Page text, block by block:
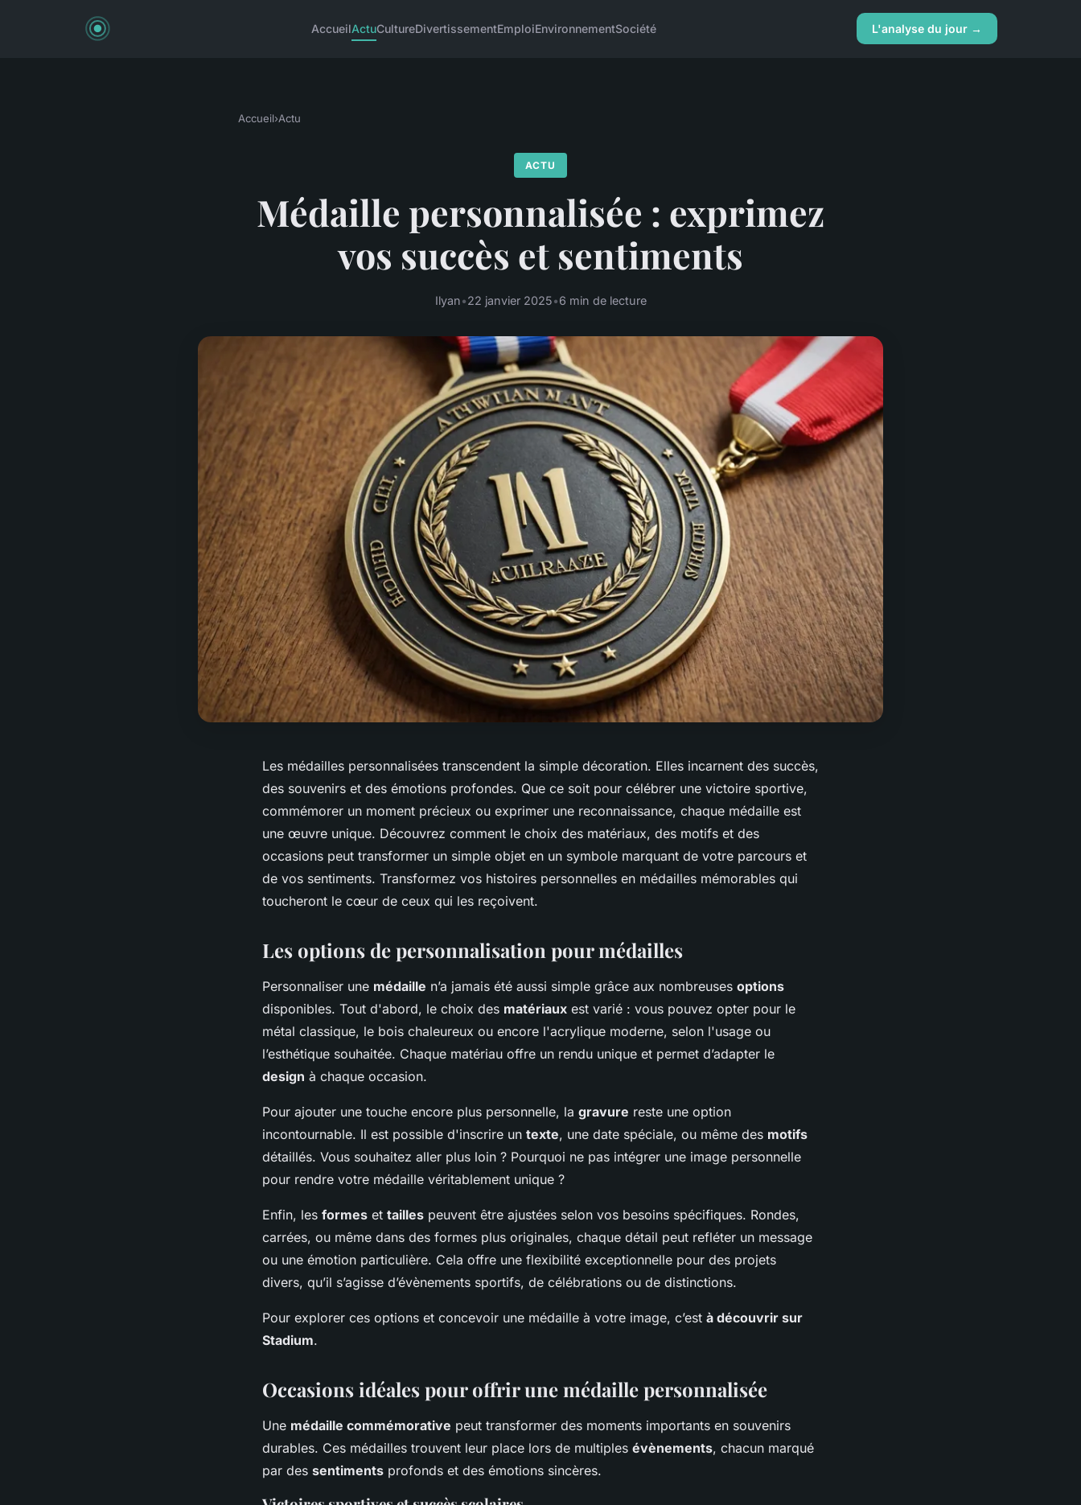
AccueilActuCultureDivertissementEmploiEnvironnementSociété L'analyse du jour →
Accueil›Actu
ACTU
Médaille personnalisée : exprimez
vos succès et sentiments
Ilyan•22 janvier 2025•6 min de lecture
Les médailles personnalisées transcendent la simple décoration. Elles incarnent des succès,
des souvenirs et des émotions profondes. Que ce soit pour célébrer une victoire sportive,
commémorer un moment précieux ou exprimer une reconnaissance, chaque médaille est
une œuvre unique. Découvrez comment le choix des matériaux, des motifs et des
occasions peut transformer un simple objet en un symbole marquant de votre parcours et
de vos sentiments. Transformez vos histoires personnelles en médailles mémorables qui
toucheront le cœur de ceux qui les reçoivent.
Les options de personnalisation pour médailles
Personnaliser une médaille n’a jamais été aussi simple grâce aux nombreuses options
disponibles. Tout d'abord, le choix des matériaux est varié : vous pouvez opter pour le
métal classique, le bois chaleureux ou encore l'acrylique moderne, selon l'usage ou
l’esthétique souhaitée. Chaque matériau offre un rendu unique et permet d’adapter le
design à chaque occasion.
Pour ajouter une touche encore plus personnelle, la gravure reste une option
incontournable. Il est possible d'inscrire un texte, une date spéciale, ou même des motifs
détaillés. Vous souhaitez aller plus loin ? Pourquoi ne pas intégrer une image personnelle
pour rendre votre médaille véritablement unique ?
Enfin, les formes et tailles peuvent être ajustées selon vos besoins spécifiques. Rondes,
carrées, ou même dans des formes plus originales, chaque détail peut refléter un message
ou une émotion particulière. Cela offre une flexibilité exceptionnelle pour des projets
divers, qu’il s’agisse d’évènements sportifs, de célébrations ou de distinctions.
Pour explorer ces options et concevoir une médaille à votre image, c’est à découvrir sur
Stadium.
Occasions idéales pour offrir une médaille personnalisée
Une médaille commémorative peut transformer des moments importants en souvenirs
durables. Ces médailles trouvent leur place lors de multiples évènements, chacun marqué
par des sentiments profonds et des émotions sincères.